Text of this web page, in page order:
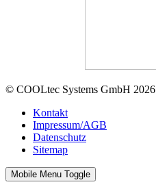
© COOLtec Systems GmbH 2026
Kontakt
Impressum/AGB
Datenschutz
Sitemap
Mobile Menu Toggle